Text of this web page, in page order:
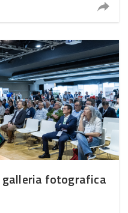
galleria fotografica